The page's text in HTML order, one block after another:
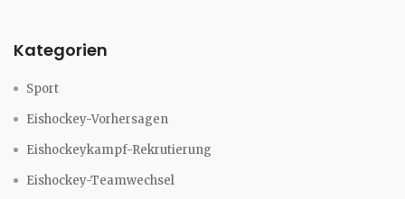
Kategorien
Sport
Eishockey-Vorhersagen
Eishockeykampf-Rekrutierung
Eishockey-Teamwechsel